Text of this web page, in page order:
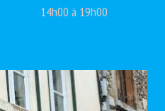
14h00 à 19h00